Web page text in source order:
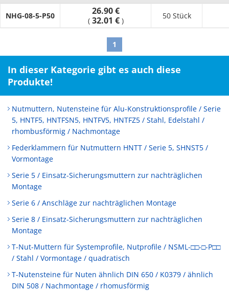
NHG-08-5-P50 26.90 €
( 32.01 € )
50 Stück
1
In dieser Kategorie gibt es auch diese
Produkte!
Nutmuttern, Nutensteine für Alu-Konstruktionsprofile / Serie
5, HNTF5, HNTFSN5, HNTFV5, HNTFZ5 / Stahl, Edelstahl /
rhombusförmig / Nachmontage
Federklammern für Nutmuttern HNTT / Serie 5, SHNST5 /
Vormontage
Serie 5 / Einsatz-Sicherungsmuttern zur nachträglichen
Montage
Serie 6 / Anschläge zur nachträglichen Montage
Serie 8 / Einsatz-Sicherungsmuttern zur nachträglichen
Montage
T-Nut-Muttern für Systemprofile, Nutprofile / NSML-□□-□-P□□
/ Stahl / Vormontage / quadratisch
T-Nutensteine für Nuten ähnlich DIN 650 / K0379 / ähnlich
DIN 508 / Nachmontage / rhomusförmig